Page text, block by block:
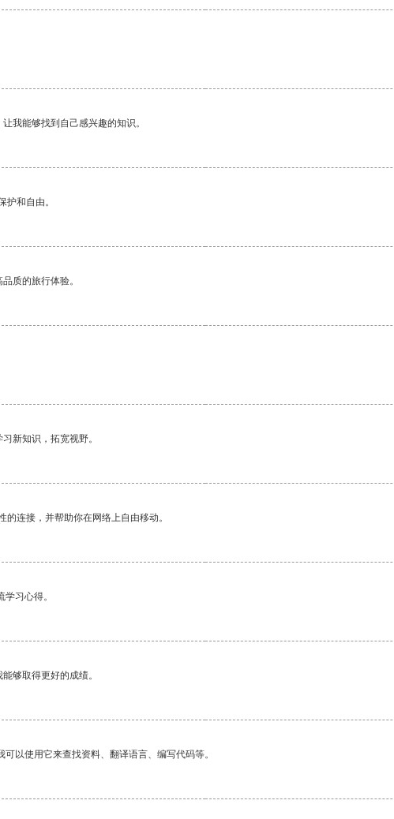
我能够找到自己感兴趣的知识。
和自由。
质的旅行体验。
新知识，拓宽视野。
连接，并帮助你在网络上自由移动。
习心得。
够取得更好的成绩。
以使用它来查找资料、翻译语言、编写代码等。